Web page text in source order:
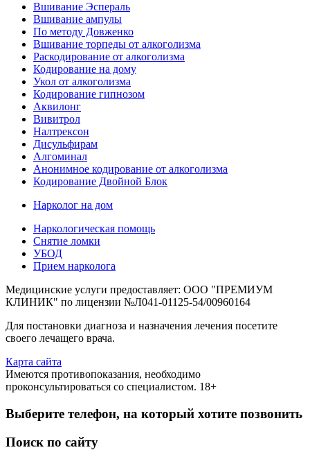
Вшивание Эспераль
Вшивание ампулы
По методу Довженко
Вшивание торпеды от алкоголизма
Раскодирование от алкоголизма
Кодирование на дому
Укол от алкоголизма
Кодирование гипнозом
Аквилонг
Вивитрол
Налтрексон
Дисульфирам
Алгоминал
Анонимное кодирование от алкоголизма
Кодирование Двойной Блок
Нарколог на дом
Наркологическая помощь
Снятие ломки
УБОД
Прием нарколога
Медицинские услуги предоставляет: ООО "ПРЕМИУМ
КЛИНИК" по лицензии №Л041-01125-54/00960164
Для постановки диагноза и назначения лечения посетите
своего лечащего врача.
Карта сайта
Имеются противопоказания, необходимо
проконсультироваться со специалистом. 18+
Выберите телефон, на который хотите позвонить
Поиск по сайту